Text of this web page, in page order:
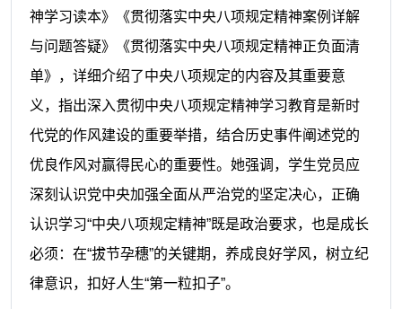
神学习读本》《贯彻落实中央八项规定精神案例详解
与问题答疑》《贯彻落实中央八项规定精神正负面清
单》，详细介绍了中央八项规定的内容及其重要意
义，指出深入贯彻中央八项规定精神学习教育是新时
代党的作风建设的重要举措，结合历史事件阐述党的
优良作风对赢得民心的重要性。她强调，学生党员应
深刻认识党中央加强全面从严治党的坚定决心，正确
认识学习“中央八项规定精神”既是政治要求，也是成长
必须：在“拔节孕穗”的关键期，养成良好学风，树立纪
律意识，扣好人生“第一粒扣子”。